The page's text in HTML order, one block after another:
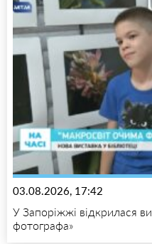
03.08.2026, 17:42
У Запоріжжі відкрилася
фотографа»